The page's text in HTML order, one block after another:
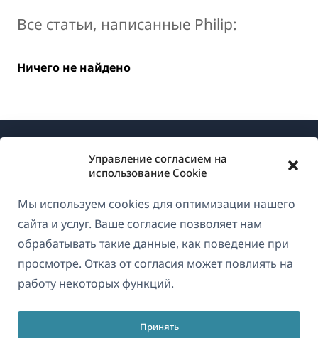
Управление согласием на
использование Cookie
Мы используем cookies для оптимизации нашего
сайта и услуг. Ваше согласие позволяет нам
обрабатывать такие данные, как поведение при
просмотре. Отказ от согласия может повлиять на
работу некоторых функций.
Принять
Все статьи, написанные Philip:
Ничего не найдено
О WPML
GDPR и политика конфиденциальности
Присоединяйтесь к нашей команде
(открывается
в
новом
в
новом
в